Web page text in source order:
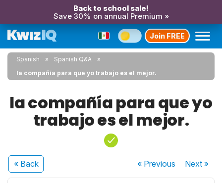
Back to school sale!
Save 30% on annual Premium »
Join FREE
Spanish
Spanish Q&A
la compañía para que yo trabajo es el mejor.
la compañía para que yo
trabajo es el mejor.
« Back « Previous Next»